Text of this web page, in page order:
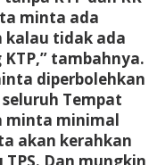
minta ada
kalau tidak ada
tambahnya.
diperbolehkan
Tempat
minta minimal
akan kerahkan
Dan mungkin